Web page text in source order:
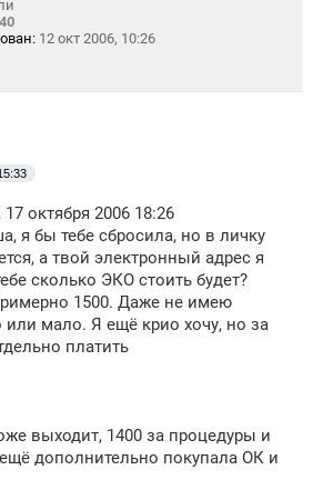
40
12 окт 2006, 10:26
октября 2006 18:26
я бы тебе сбросила, но в личку
а твой электронный адрес я
сколько ЭКО стоить будет?
1500. Даже не имею
или мало. Я ещё крио хочу, но за
платить
выходит, 1400 за процедуры и
дополнительно покупала ОК и